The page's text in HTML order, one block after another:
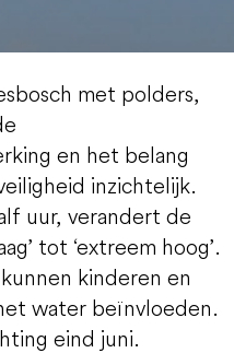
met polders,
en het belang
inzichtelijk.
uur, verandert de
tot ‘extreem hoog’.
kinderen en
water beïnvloeden.
eind juni.